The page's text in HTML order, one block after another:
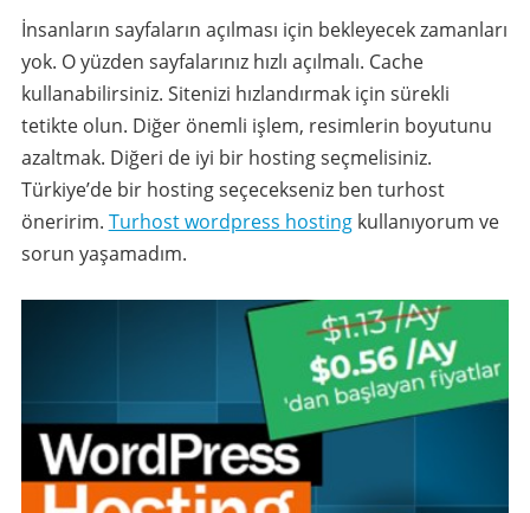
İnsanların sayfaların açılması için bekleyecek zamanları
yok. O yüzden sayfalarınız hızlı açılmalı. Cache
kullanabilirsiniz. Sitenizi hızlandırmak için sürekli
tetikte olun. Diğer önemli işlem, resimlerin boyutunu
azaltmak. Diğeri de iyi bir hosting seçmelisiniz.
Türkiye’de bir hosting seçecekseniz ben turhost
öneririm. Turhost wordpress hostingkullanıyorum ve
sorun yaşamadım.